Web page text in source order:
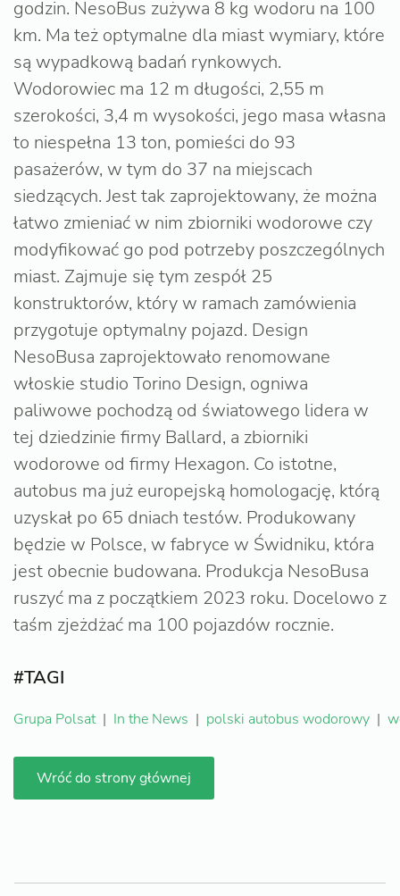
godzin. NesoBus zużywa 8 kg wodoru na 100
km. Ma też optymalne dla miast wymiary, które
są wypadkową badań rynkowych.
Wodorowiec ma 12 m długości, 2,55 m
szerokości, 3,4 m wysokości, jego masa własna
to niespełna 13 ton, pomieści do 93
pasażerów, w tym do 37 na miejscach
siedzących. Jest tak zaprojektowany, że można
łatwo zmieniać w nim zbiorniki wodorowe czy
modyfikować go pod potrzeby poszczególnych
miast. Zajmuje się tym zespół 25
konstruktorów, który w ramach zamówienia
przygotuje optymalny pojazd. Design
NesoBusa zaprojektowało renomowane
włoskie studio Torino Design, ogniwa
paliwowe pochodzą od światowego lidera w
tej dziedzinie firmy Ballard, a zbiorniki
wodorowe od firmy Hexagon. Co istotne,
autobus ma już europejską homologację, którą
uzyskał po 65 dniach testów. Produkowany
będzie w Polsce, w fabryce w Świdniku, która
jest obecnie budowana. Produkcja NesoBusa
ruszyć ma z początkiem 2023 roku. Docelowo z
taśm zjeżdżać ma 100 pojazdów rocznie.
#TAGI
Grupa Polsat| In the News | polski autobus wodorowy |
Wróć do strony głównej